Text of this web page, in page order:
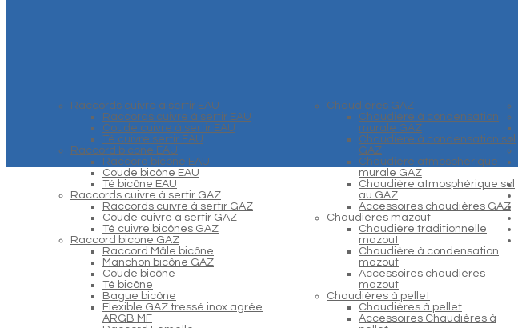
Raccords cuivre à sertir EAU
Raccords cuivre à sertir EAU
Coude cuivre à sertir EAU
Té cuivre sertir EAU
Raccord bicone EAU
Raccord bicône EAU
Coude bicône EAU
Té bicône EAU
Raccords cuivre à sertir GAZ
Raccords cuivre à sertir GAZ
Coude cuivre à sertir GAZ
Té cuivre bicônes GAZ
Raccord bicone GAZ
Raccord Mâle bicône
Manchon bicône GAZ
Coude bicône
Té bicône
Bague bicône
Flexible GAZ tressé inox agrée
ARGB MF
Chaudières GAZ
Chaudière à condensation
murale GAZ
Chaudière à condensation sol
GAZ
Chaudière atmosphérique
murale GAZ
Chaudière atmosphérique sol
au GAZ
Accessoires chaudières GAZ
Chaudières mazout
Chaudière traditionnelle
mazout
Chaudière à condensation
mazout
Accessoires chaudières
mazout
Chaudières à pellet
Chaudières à pellet
Accessoires Chaudières à